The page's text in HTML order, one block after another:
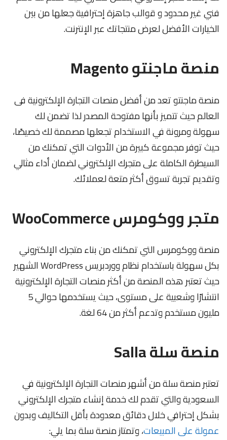
فني غير محدود و قوالب جاهزة إحترافية جعلها من بين
الخيارات الأفضل لعرض منتجاتك عبر الإنترنت.
منصة ماجنتو Magento
منصة ماجنتو تعد من أفضل منصات التجارة الإلكترونية فى
العالم حيث تتميز بأنها مفتوحة المصدر لذا تضمن لك
سهولة ومرونة في الاستخدام تجعلها مصممة لك خصيصًا،
حيث توفر مجموعة كبيرة من الأدوات التي تمكنك من
السيطرة الكاملة على متجرك الإلكتروني لضمان أداء مثالي
وتقديم تجربة تسوق أكثر متعة لعملائك.
متجر ووكومرس WooCommerce
منصة ووكومرس التي تمكنك من بناء متجرك الإلكتروني
بكل سهولة باستخدام نظام ووردبريس WordPress الشهير
حيث تعتبر هذه المنصة من أكثر منصات التجارة الإلكترونية
انتشارًا وشعبية على مستوى، حيث يستخدمها حوالي 5
مليون مستخدم وتدعم أكثر من 64 لغة.
منصة سلة Salla
تعتبر منصة سلة من أشهر منصات التجارة الإلكترونية في
السعودية والتي تقدم لك خدمة إنشاء متجرك الإلكتروني
بشكل إحترافي خلال دقائق معدودة بأقل التكاليف وبدون
عمولة على المبيعات، وتمتاز منصة سلة بما يلي: